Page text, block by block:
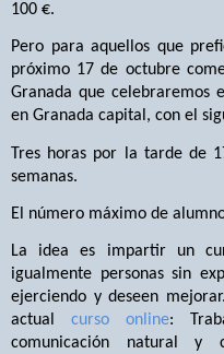
100 €.
Pero para aquellos que
próximo 17 de octubre
Granada que celebraremos
en Granada capital, con el
Tres horas por la tarde de
semanas.
El número máximo de
La idea es impartir un
igualmente personas sin
ejerciendo y deseen
actual curso online:
comunicación natural y